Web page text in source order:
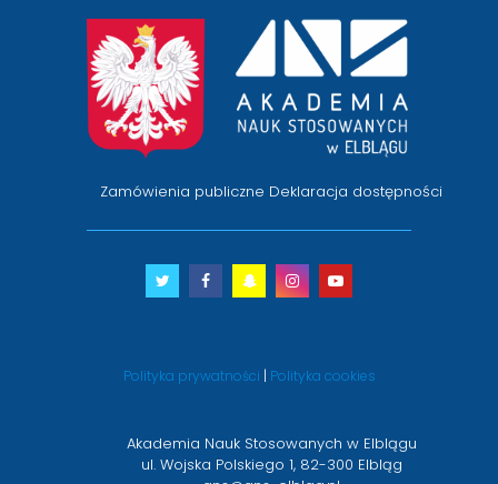
Zamówienia publiczne Deklaracja dostępności
Twitter
otwiera
nowym
Facebook
otwiera
nowym
Snapchat
otwiera
nowym
Instagram
otwiera
nowym
Youtube
otwiera
nowym
Polityka prywatności | Polityka cookies
Akademia Nauk Stosowanych w Elblągu
ul. Wojska Polskiego 1, 82-300 Elbląg